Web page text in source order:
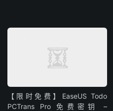
【限时免费】EaseUS Todo
PCTrans Pro 免费密钥 –